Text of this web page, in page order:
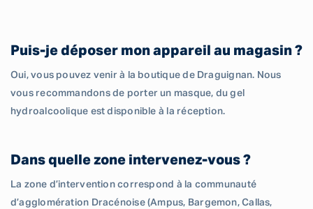
Puis-je déposer mon appareil au magasin ?
Oui, vous pouvez venir à la boutique de Draguignan. Nous
vous recommandons de porter un masque, du gel
hydroalcoolique est disponible à la réception.
Dans quelle zone intervenez-vous ?
La zone d’intervention correspond à la communauté
d’agglomération Dracénoise (Ampus, Bargemon, Callas,